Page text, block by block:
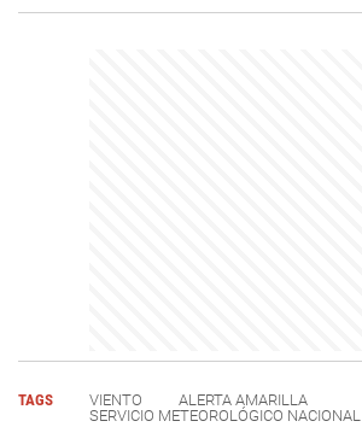
TAGS VIENTO
ALERTA AMARILLA
SERVICIO METEOROLÓGICO NACIONAL